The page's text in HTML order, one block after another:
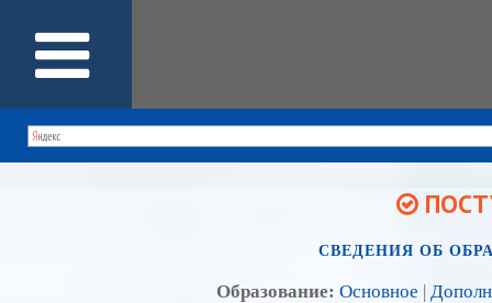
СВЕДЕНИЯ ОБ
Образование: Основное |